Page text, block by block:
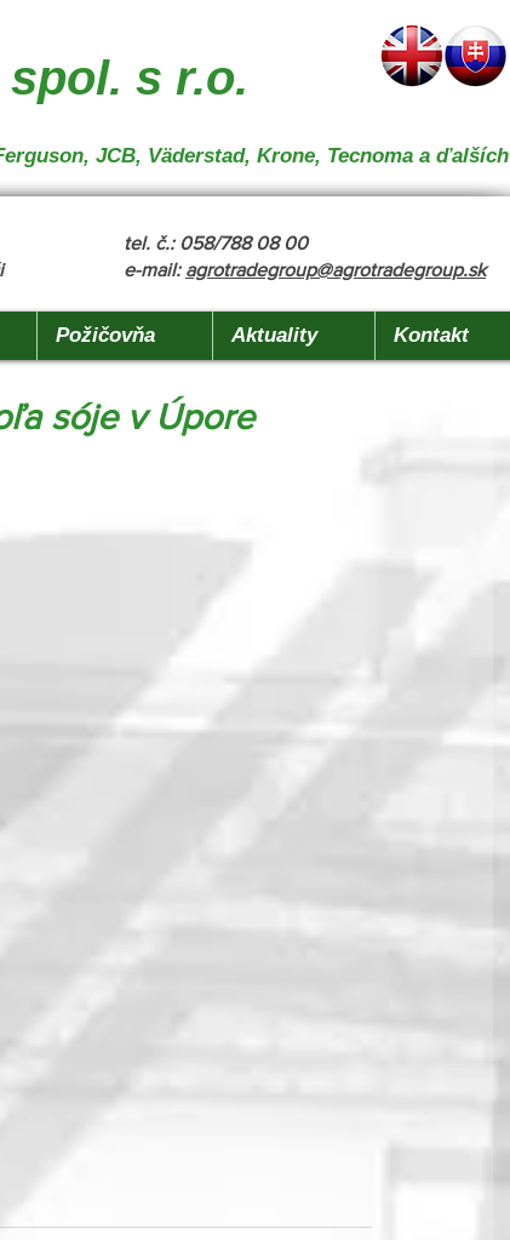
spol. s r.o.
JCB, Väderstad, Krone, Tecnoma a ďalších
tel. č.: 058/788 08 00
e-mail: agrotradegroup@agrotradegroup.sk
Požičovňa Aktuality Kontakt
sóje v Úpore